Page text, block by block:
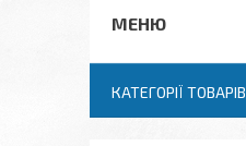
КАТЕГОРІЇ ТОВАРІВ